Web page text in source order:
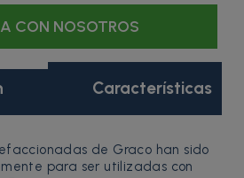
CON NOSOTROS
Características
de Graco han sido
para ser utilizadas con